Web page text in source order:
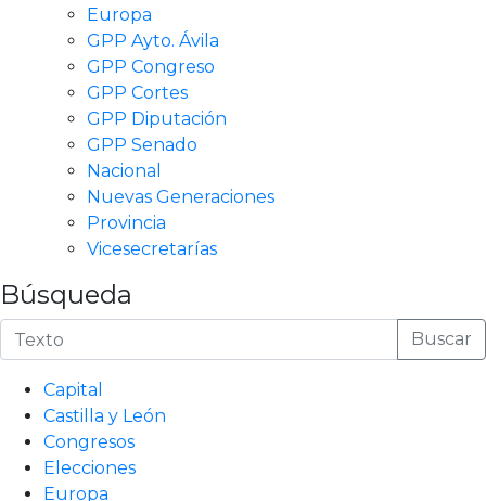
Europa
GPP Ayto. Ávila
GPP Congreso
GPP Cortes
GPP Diputación
GPP Senado
Nacional
Nuevas Generaciones
Provincia
Vicesecretarías
Búsqueda
Buscar
Capital
Castilla y León
Congresos
Elecciones
Europa